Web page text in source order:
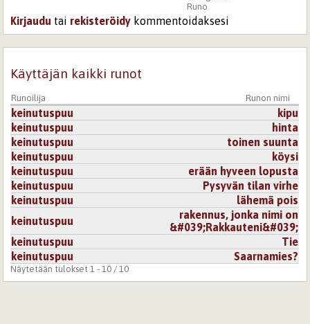
Runo
Kirjaudu tai rekisteröidy kommentoidaksesi
Käyttäjän kaikki runot
Runoilija Runon nimi
keinutuspuu
kipu
keinutuspuu
hinta
keinutuspuu
toinen suunta
keinutuspuu
köysi
keinutuspuu
erään hyveen lopusta
keinutuspuu
Pysyvän tilan virhe
keinutuspuu
lähemä pois
keinutuspuu
rakennus, jonka nimi on
&#039;Rakkauteni&#039;
keinutuspuu
Tie
keinutuspuu
Saarnamies?
Näytetään tulokset 1 - 10 / 10